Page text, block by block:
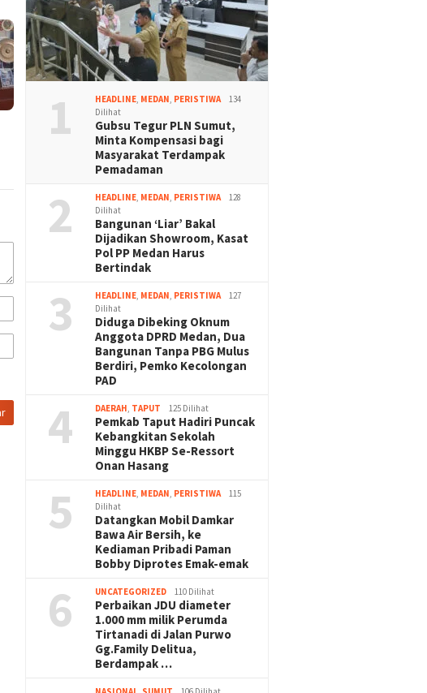
1 HEADLINE, MEDAN, PERISTIWA
134
Dilihat
Gubsu Tegur PLN Sumut,
Minta Kompensasi bagi
Masyarakat Terdampak
Pemadaman
2 HEADLINE, MEDAN, PERISTIWA
128
Dilihat
Bangunan ‘Liar’ Bakal
Dijadikan Showroom, Kasat
Pol PP Medan Harus
Bertindak
3 HEADLINE, MEDAN, PERISTIWA
127
Dilihat
Diduga Dibeking Oknum
Anggota DPRD Medan, Dua
Bangunan Tanpa PBG Mulus
Berdiri, Pemko Kecolongan
PAD
4 DAERAH, TAPUT 125 Dilihat
Pemkab Taput Hadiri Puncak
Kebangkitan Sekolah
Minggu HKBP Se-Ressort
Onan Hasang
5 HEADLINE, MEDAN, PERISTIWA
115
Dilihat
Datangkan Mobil Damkar
Bawa Air Bersih, ke
Kediaman Pribadi Paman
Bobby Diprotes Emak-emak
6 UNCATEGORIZED 110 Dilihat
Perbaikan JDU diameter
1.000 mm milik Perumda
Tirtanadi di Jalan Purwo
Gg.Family Delitua,
Berdampak …